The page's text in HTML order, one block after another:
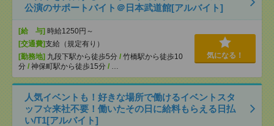
公演のサポートバイト＠日本武道館[アルバイト]
[給 与] 時給1250円～
[交通費]支給（規定有り）
[勤務地] 九段下駅から徒歩5分 / 竹橋駅から徒歩10
分 / 神保町駅から徒歩15分 /
気になる！
人気イベントも！好きな場所で働けるイベントスタ
ッフ☆来社不要！働いたその日に給料もらえる日払
い/T1[アルバイト]